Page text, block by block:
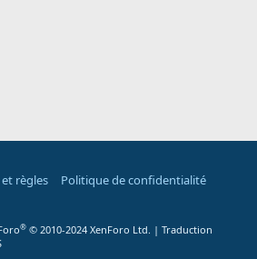
règles
Politique de confidentialité
® © 2010-2024 XenForo Ltd. | Traduction